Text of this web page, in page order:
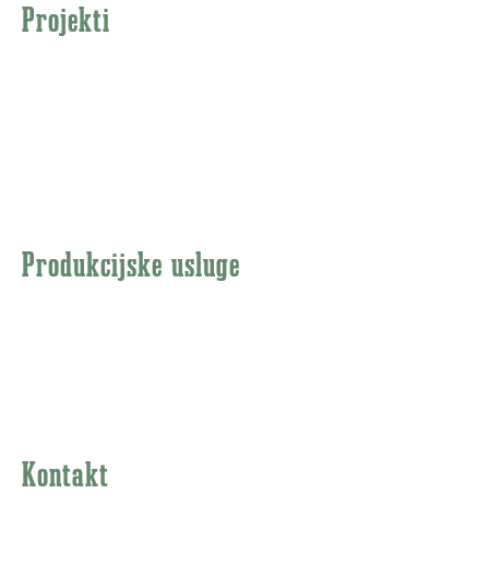
Projekti
Produkcijske usluge
Kontakt